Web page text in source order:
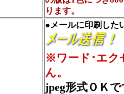
ります。
●メールに印刷した
※ワード･エク
ん。
jpeg形式ＯＫ